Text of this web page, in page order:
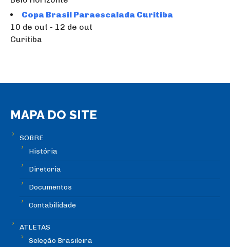
Copa Brasil Paraescalada Curitiba
10 de out - 12 de out
Curitiba
MAPA DO SITE
SOBRE
História
Diretoria
Documentos
Contabilidade
ATLETAS
Seleção Brasileira